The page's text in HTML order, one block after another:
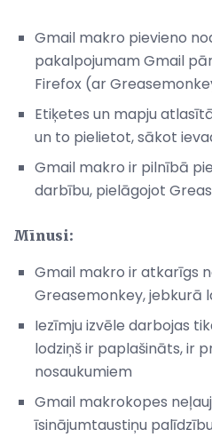
Gmail makro pievieno
pakalpojumam Gmail
Firefox (ar
Etiķetes un mapju
un to pielietot, sākot
Gmail makro ir pilnībā
darbību, pielāgojot
Mīnusi:
Gmail makro ir atkarīgs
Greasemonkey,
Iezīmju izvēle darbojas
lodziņš ir paplašināts, ir
nosaukumiem
Gmail makrokopes
īsinājumtaustiņu palīdzību